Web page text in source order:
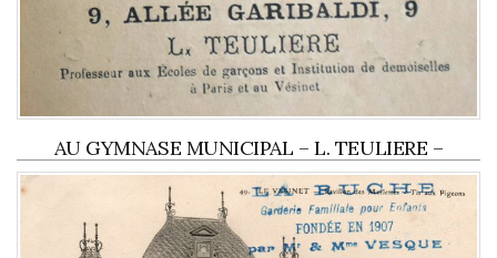
AU GYMNASE MUNICIPAL – L. TEULIERE –